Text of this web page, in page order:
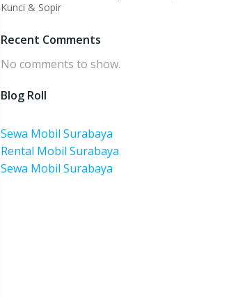
Kunci & Sopir
Recent Comments
No comments to show.
Blog Roll
Sewa Mobil Surabaya
Rental Mobil Surabaya
Sewa Mobil Surabaya